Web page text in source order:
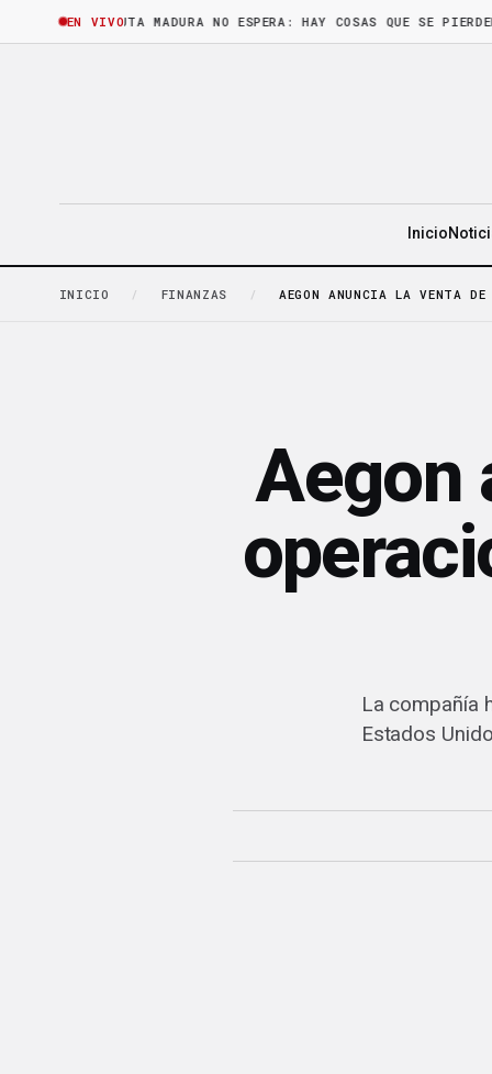
EN VIVO
LA FRUTA MADURA NO ESPERA: HAY COSAS QUE SE PIERDEN SI
Inicio
INICIO / FINANZAS / AEGON ANUNCIA LA VENTA DE
Aegon
La compañía
Estados